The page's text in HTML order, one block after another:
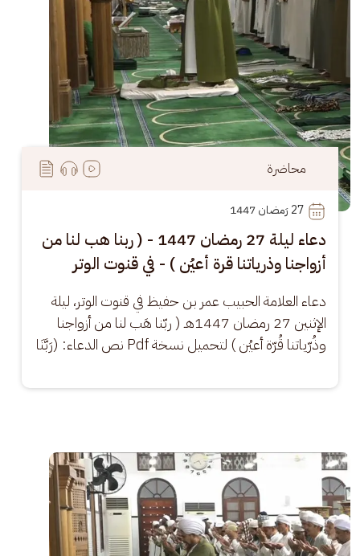
محاضرة
27
دعاء ليلة 27 رمضان 1447 - ( ربنا هب لنا من
أزواجنا وذرياتنا قرة أعيُن ) - في قنوت الوتر
دعاء العلامة الحبيب عمر بن حفيظ في قنوت الوتر، ليلة
الإثنين 27 رمضان 1447هـ ( ربّنا هَب لنا من أزواجنا
وذُرّياتنا قُرّة أعيُن ) لتحميل نسخة Pdf نص الدعاء: (رَبَّنَا
الصورة